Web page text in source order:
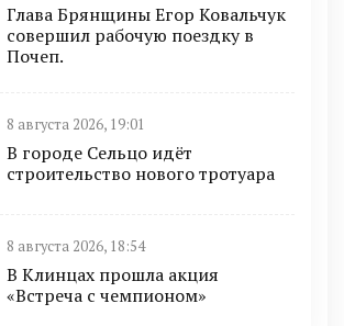
Глава Брянщины Егор Ковальчук
совершил рабочую поездку в
Почеп.
8 августа 2026, 19:01
В городе Сельцо идёт
строительство нового тротуара
8 августа 2026, 18:54
В Клинцах прошла акция
«Встреча с чемпионом»